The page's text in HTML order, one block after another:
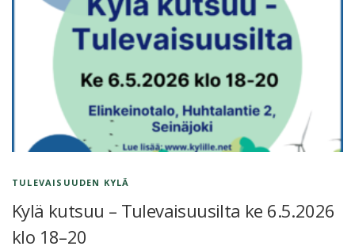
TULEVAISUUDEN KYLÄ
Kylä kutsuu – Tulevaisuusilta ke 6.5.2026
klo 18–20